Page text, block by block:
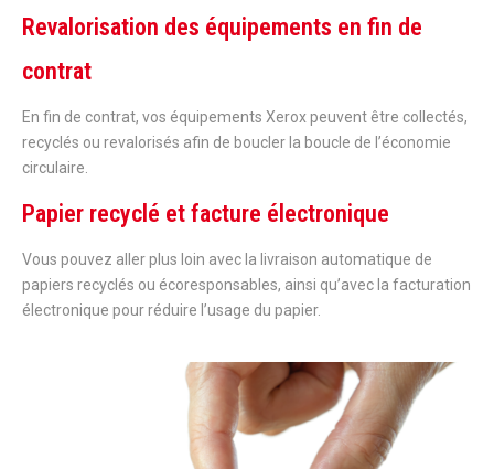
Revalorisation des équipements en fin de
contrat
En fin de contrat, vos équipements Xerox peuvent être collectés,
recyclés ou revalorisés afin de boucler la boucle de l’économie
circulaire.
Papier recyclé et facture électronique
Vous pouvez aller plus loin avec la livraison automatique de
papiers recyclés ou écoresponsables, ainsi qu’avec la facturation
électronique pour réduire l’usage du papier.